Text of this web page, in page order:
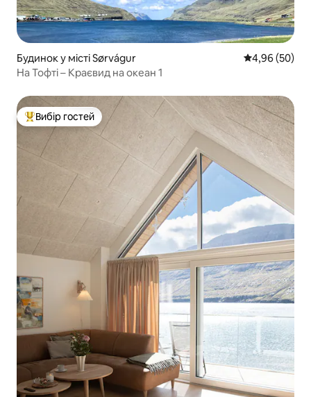
Будинок у місті Sørvágur Середня
4,96 (50)
На Тофті – Краєвид на океан 1
Топ вибір гостей
Вибір гостей